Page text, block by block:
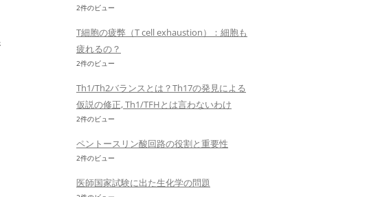
2件のビュー
T細胞の疲弊（T cell exhaustion）：細胞も
疲れるの？
2件のビュー
Th1/Th2バランスとは？Th17の発見による
仮説の修正, Th1/TFHとは言わないわけ
2件のビュー
ペントースリン酸回路の役割と重要性
2件のビュー
医師国家試験に出た生化学の問題